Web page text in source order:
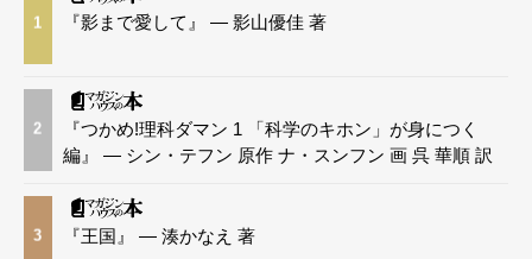
1 『影まで愛して』 — 影山優佳 著
2
『つかめ!理科ダマン 1 「科学のキホン」が身につく
編』 — シン・テフン 原作 ナ・スンフン 画 呉 華順 訳
3 『王国』 — 湊かなえ 著